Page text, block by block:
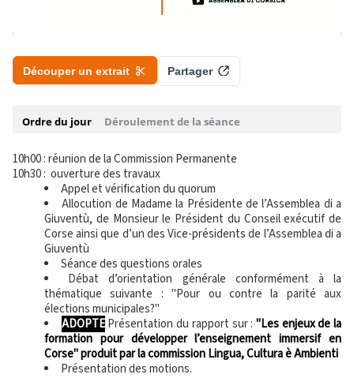
10h00 : réunion de la Commission Permanente
10h30 : ouverture des travaux
Appel et vérification du quorum
Allocution de Madame la Présidente de l’Assemblea di a
Giuventù, de Monsieur le Président du Conseil exécutif de
Corse ainsi que d’un des Vice-présidents de l’Assemblea di a
Giuventù
Séance des questions orales
Débat d’orientation générale conformément à la
thématique suivante : "Pour ou contre la parité aux
élections municipales?"
ADOPTEPrésentation du rapport sur : "Les enjeux de la
formation pour développer l’enseignement immersif en
Corse" produit par la commission Lingua, Cultura è Ambienti
Présentation des motions.